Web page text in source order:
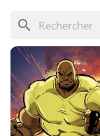
search